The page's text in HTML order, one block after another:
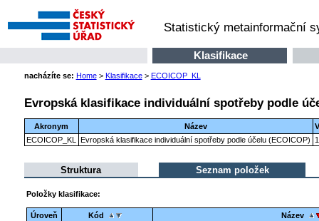
Statistický metainformační
Klasifikace
nacházíte se: Home> Klasifikace> ECOICOP_KL
Evropská klasifikace individuální spotřeby podle
Akronym Název
ECOICOP_KL
Evropská klasifikace individuální spotřeby podle účelu (ECOICOP) 1
Struktura Seznam položek
Položky klasifikace:
Úroveň Kód Název